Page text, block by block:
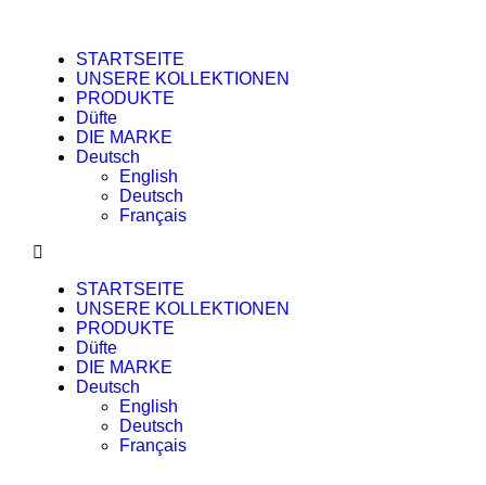
STARTSEITE
UNSERE KOLLEKTIONEN
PRODUKTE
Düfte
DIE MARKE
Deutsch
English
Deutsch
Français
STARTSEITE
UNSERE KOLLEKTIONEN
PRODUKTE
Düfte
DIE MARKE
Deutsch
English
Deutsch
Français